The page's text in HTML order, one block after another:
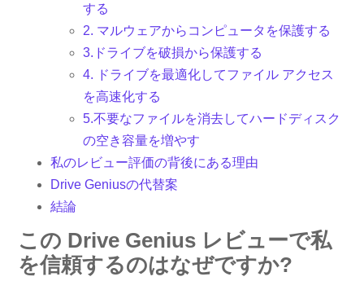
する
2. マルウェアからコンピュータを保護する
3.ドライブを破損から保護する
4. ドライブを最適化してファイル アクセス
を高速化する
5.不要なファイルを消去してハードディスク
の空き容量を増やす
私のレビュー評価の背後にある理由
Drive Geniusの代替案
結論
この Drive Genius レビューで私
を信頼するのはなぜですか?